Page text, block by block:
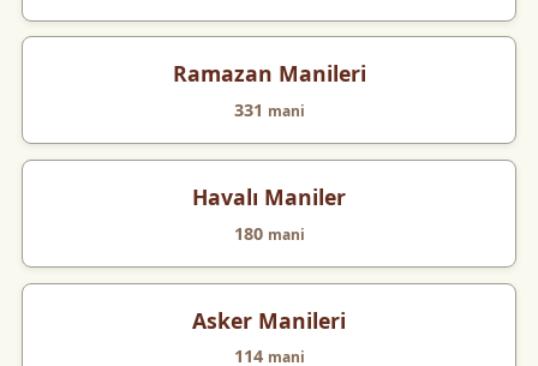
Ramazan Manileri
331 mani
Havalı Maniler
180 mani
Asker Manileri
114 mani